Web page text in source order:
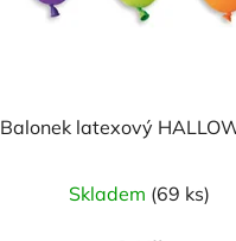
Balonek latexový
Skladem (69 ks)